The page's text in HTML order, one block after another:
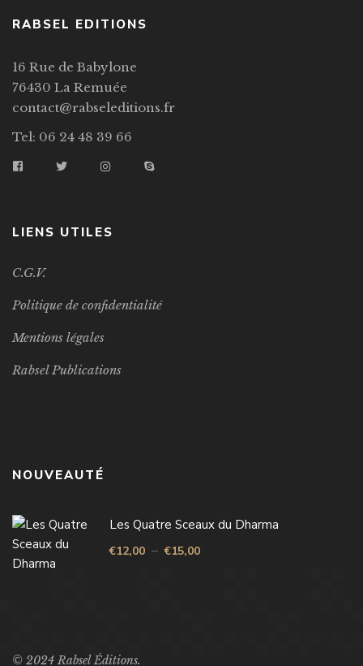
RABSEL EDITIONS
16 Rue de Babylone
76430 La Remuée
contact@rabseleditions.fr
Tel: 06 24 48 39 66
LIENS UTILES
C.G.V.
Politique de confidentialité
Mentions légales
Rabsel Publications
NOUVEAUTÉ
Les Quatre Sceaux du Dharma
€12,00 – €15,00
© 2024 Rabsel Éditions.